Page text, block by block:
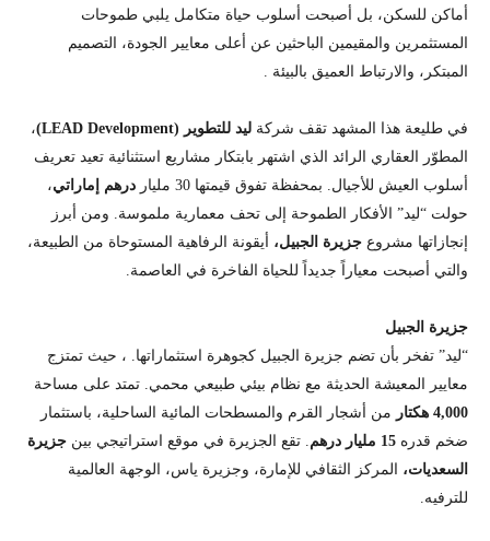
أماكن للسكن، بل أصبحت أسلوب حياة متكامل يلبي طموحات
المستثمرين والمقيمين الباحثين عن أعلى معايير الجودة، التصميم
المبتكر، والارتباط العميق بالبيئة .
في طليعة هذا المشهد تقف شركة ليد للتطوير (LEAD Development)
،
المطوّر العقاري الرائد الذي اشتهر بابتكار مشاريع استثنائية تعيد تعريف
أسلوب العيش للأجيال. بمحفظة تفوق قيمتها 30 مليار
درهم إماراتي،
حولت “ليد” الأفكار الطموحة إلى تحف معمارية ملموسة. ومن أبرز
إنجازاتها مشروع جزيرة الجبيل، أيقونة الرفاهية المستوحاة من الطبيعة،
والتي أصبحت معياراً جديداً للحياة الفاخرة في العاصمة.
جزيرة الجبيل
“ليد” تفخر بأن تضم جزيرة الجبيل كجوهرة استثماراتها. ، حيث تمتزج
معايير المعيشة الحديثة مع نظام بيئي طبيعي محمي. تمتد على مساحة
4,000 هكتار
من أشجار القرم والمسطحات المائية الساحلية، باستثمار
ضخم قدره
. تقع الجزيرة في موقع استراتيجي بين جزيرة
السعديات، المركز الثقافي للإمارة، وجزيرة ياس، الوجهة العالمية
للترفيه.